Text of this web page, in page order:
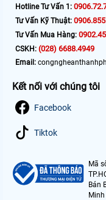
Hotline Tư Vấn 1:
Tư Vấn Kỹ Thuật:
Tư Vấn Mua Hàng:
CSKH: (028) 6688.4949
Email:
Kết nối với chúng tôi
Facebook
Tiktok
Mã
Bán
Minh